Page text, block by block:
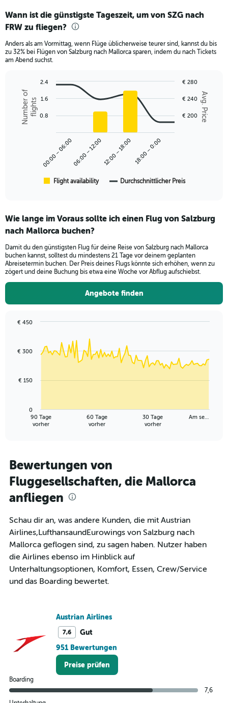
Range:
12
The
chart
axis
displaying
values.
Range:
Wann ist die günstigste Tageszeit, um von SZG nach
FRW zu fliegen?
Anders als am Vormittag, wenn Flüge üblicherweise teurer sind, kannst du bis
zu 32% bei Flügen von Salzburg nach Mallorca sparen, indem du nach Tickets
am Abend suchst.
Combination
chart
with
data
categories.
Range:
categories.
The
chart
has
axes
Avg.
Number
Chart
graphic.
Avg. Price
Number offlights
Flight availability Durchschnittlicher Preis
00:00 – 06:0006:00 – 12:0012:00 – 18:00 18:00 – 0:00
€ 200
€ 240
€ 280
0.8
1.6
2.4
Wie lange im Voraus sollte ich einen Flug von Salzburg
nach Mallorca buchen?
Damit du den günstigsten Flug für deine Reise von Salzburg nach Mallorca
buchen kannst, solltest du mindestens 21 Tage vor deinem geplanten
Abreisetermin buchen. Der Preis deines Flugs könnte sich erhöhen, wenn zu
zögert und deine Buchung bis etwa eine Woche vor Abflug aufschiebst.
Angebote finden
91
The
Range:
91
categories.
The
chart
1
Y
axis
displaying
values.
Range:
0
90 Tage
vorher
60 Tage
vorher
30 Tage
vorher
Am se…
0
€ 150
€ 300
€ 450
Bewertungen von
Fluggesellschaften, die Mallorca
anfliegen
Schau dir an, was andere Kunden, die mit Austrian
Airlines,LufthansaundEurowings von Salzburg nach
Mallorca geflogen sind, zu sagen haben. Nutzer haben
die Airlines ebenso im Hinblick auf
Unterhaltungsoptionen, Komfort, Essen, Crew/Service
und das Boarding bewertet.
Austrian Airlines
7,6
Gut
951 Bewertungen
Preise prüfen
Boarding
7,6